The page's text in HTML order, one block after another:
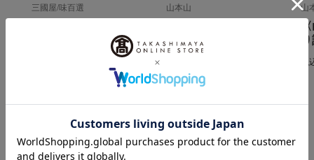
三國屋/味百選 山本山
海苔詰合せ
山
税
INFORMATION
大切なお知らせ